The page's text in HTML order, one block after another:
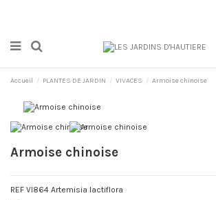
Accueil PLANTES DE JARDIN VIVACES Armoise chinoise
Armoise chinoise
REF VI864 Artemisia lactiflora